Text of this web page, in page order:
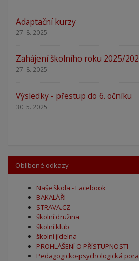
Adaptační kurzy
27. 8. 2025
Zahájení školního roku 2025/
27. 8. 2025
Výsledky - přestup do 6. očníku
30. 5. 2025
Oblíbené odkazy
Naše škola - Facebook
BAKALÁŘI
STRAVA.CZ
školní družina
školní klub
školní jídelna
PROHLÁŠENÍ O PŘÍSTUPNOSTI
Pedagogicko-psychologická